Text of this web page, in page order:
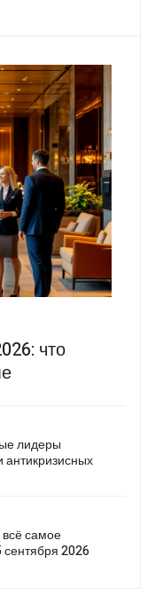
что
лидеры
антикризисных
самое
сентября 2026